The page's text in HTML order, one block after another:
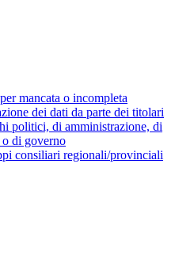
mancata o incompleta
dei dati da parte dei titolari
politici, di amministrazione, di
di governo
consiliari regionali/provinciali